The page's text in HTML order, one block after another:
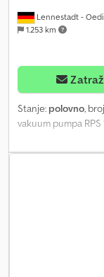
Lennestadt -
1.253 km
Stanje: polovno,
vakuum pumpa